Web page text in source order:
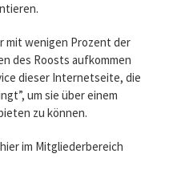
mit wenigen Prozent der
des Roosts aufkommen
dieser Internetseite, die
um sie über einem
zu können.
im Mitgliederbereich